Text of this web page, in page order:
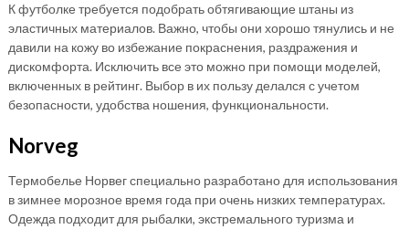
К футболке требуется подобрать обтягивающие штаны из
эластичных материалов. Важно, чтобы они хорошо тянулись и не
давили на кожу во избежание покраснения, раздражения и
дискомфорта. Исключить все это можно при помощи моделей,
включенных в рейтинг. Выбор в их пользу делался с учетом
безопасности, удобства ношения, функциональности.
Norveg
Термобелье Норвег специально разработано для использования
в зимнее морозное время года при очень низких температурах.
Одежда подходит для рыбалки, экстремального туризма и